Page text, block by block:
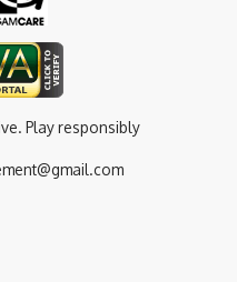
Play responsibly